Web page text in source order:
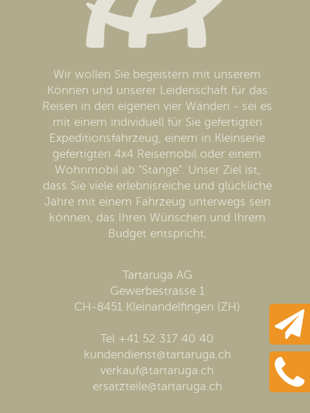
Wir wollen Sie begeistern mit unserem
Können und unserer Leidenschaft für das
Reisen in den eigenen vier Wänden - sei es
mit einem individuell für Sie gefertigten
Expeditionsfahrzeug, einem in Kleinserie
gefertigten 4x4 Reisemobil oder einem
Wohnmobil ab "Stange". Unser Ziel ist,
dass Sie viele erlebnisreiche und glückliche
Jahre mit einem Fahrzeug unterwegs sein
können, das Ihren Wünschen und Ihrem
Budget entspricht.
Tartaruga AG
Gewerbestrasse 1
CH-8451 Kleinandelfingen (ZH)
Tel +41 52 317 40 40
kundendienst@tartaruga.ch
verkauf@tartaruga.ch
ersatzteile@tartaruga.ch